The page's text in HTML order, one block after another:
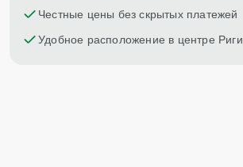
Честные цены без скрытых платежей
Удобное расположение в центре Риги